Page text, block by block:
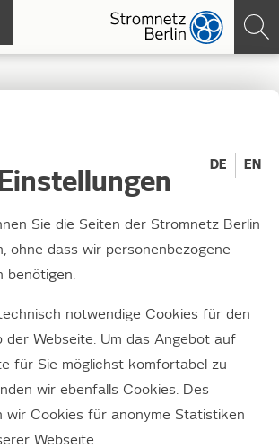
Intelligente
(SINTEG)
geht mit Konzept zur
100 Prozent Erneuerbaren ins
geht mit Konzept zur
Prozent Erneuerbaren ins Rennen
DE EN
Sie die Seiten der Stromnetz Berlin
ohne dass wir personenbezogene
benötigen.
notwendige Cookies für den
der Webseite. Um das Angebot auf
für Sie möglichst komfortabel zu
wir ebenfalls Cookies. Des
wir Cookies für anonyme Statistiken
Webseite.